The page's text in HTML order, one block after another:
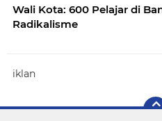
Wali Kota: 600 Pelajar di
Radikalisme
iklan